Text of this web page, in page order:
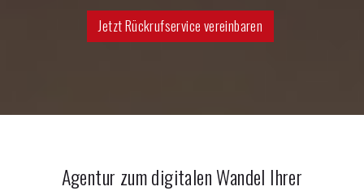
Jetzt Rückrufservice vereinbaren
Agentur zum digitalen Wandel Ihrer